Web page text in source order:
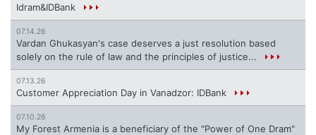
Idram&IDBank
07.14.26
Vardan Ghukasyan's case deserves a just resolution based
solely on the rule of law and the principles of justice...
07.13.26
Customer Appreciation Day in Vanadzor: IDBank
07.10.26
My Forest Armenia is a beneficiary of the "Power of One Dram"